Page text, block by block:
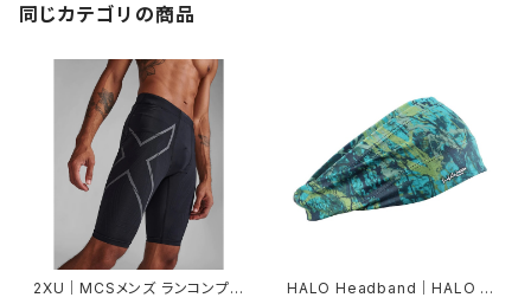
同じカテゴリの商品
2XU｜MCSメンズ ランコンプシ
HALO Headband｜HALO バ